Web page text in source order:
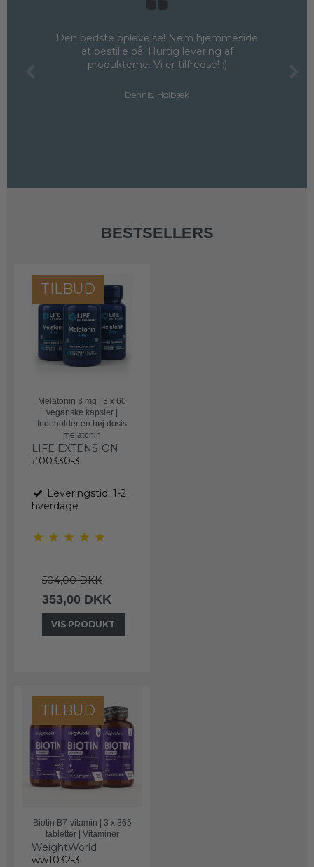
Den bedste oplevelse! Nem hjemmeside
at bestille på. Hurtig levering af
produkterne. Vi er tilfredse! :)
Dennis, Holbæk
BESTSELLERS
TILBUD
Melatonin 3 mg | 3 x 60
veganske kapsler |
Indeholder en høj dosis
melatonin
LIFE EXTENSION
#00330-3
Leveringstid: 1-2
hverdage
504,00 DKK
353,00 DKK
VIS PRODUKT
TILBUD
Biotin B7-vitamin | 3 x 365
tabletter | Vitaminer
WeightWorld
ww1032-3